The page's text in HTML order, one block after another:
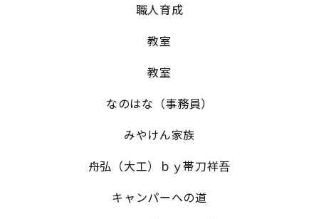
職人育成
教室
教室
なのはな（事務員）
みやけん家族
舟弘（大工）ｂｙ帯刀祥吾
キャンパーへの道